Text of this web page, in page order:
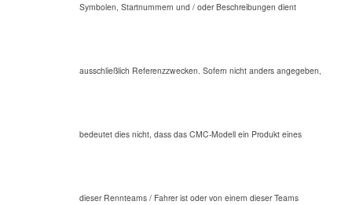
Symbolen, Startnummern und / oder Beschreibungen dient
ausschließlich Referenzzwecken. Sofern nicht anders angegeben,
bedeutet dies nicht, dass das CMC-Modell ein Produkt eines
dieser Rennteams / Fahrer ist oder von einem dieser Teams